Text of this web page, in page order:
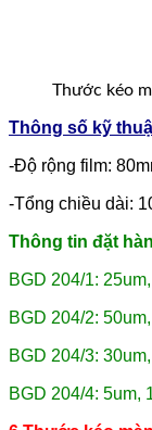
Thước kéo
Thông số kỹ
-Độ rộng film:
-Tổng chiều dài:
Thông tin đặt
BGD 204/1:
BGD 204/2:
BGD 204/3:
BGD 204/4: 5um,